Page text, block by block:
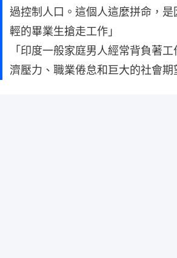
過控制人口。這個人這麼拼命，
輕的畢業生搶走工作」
「印度一般家庭男人經常背負著
濟壓力、職業倦怠和巨大的社會期